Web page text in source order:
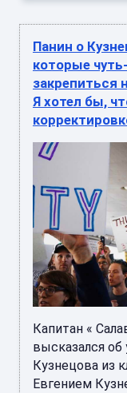
Панин о
которые
закрепиться
Я хотел бы,
Капитан «
высказался об
Кузнецова из
Евгением